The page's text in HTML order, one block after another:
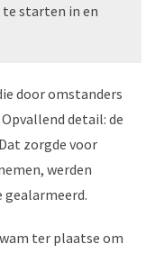
starten in en
door omstanders
detail: de
zorgde voor
werden
ter plaatse om